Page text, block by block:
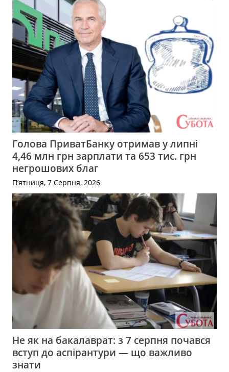
Голова ПриватБанку отримав у липні
4,46 млн грн зарплати та 653 тис. грн
негрошових благ
П’ятниця, 7 Серпня, 2026
Не як на бакалаврат: з 7 серпня почався
вступ до аспірантури — що важливо
знати